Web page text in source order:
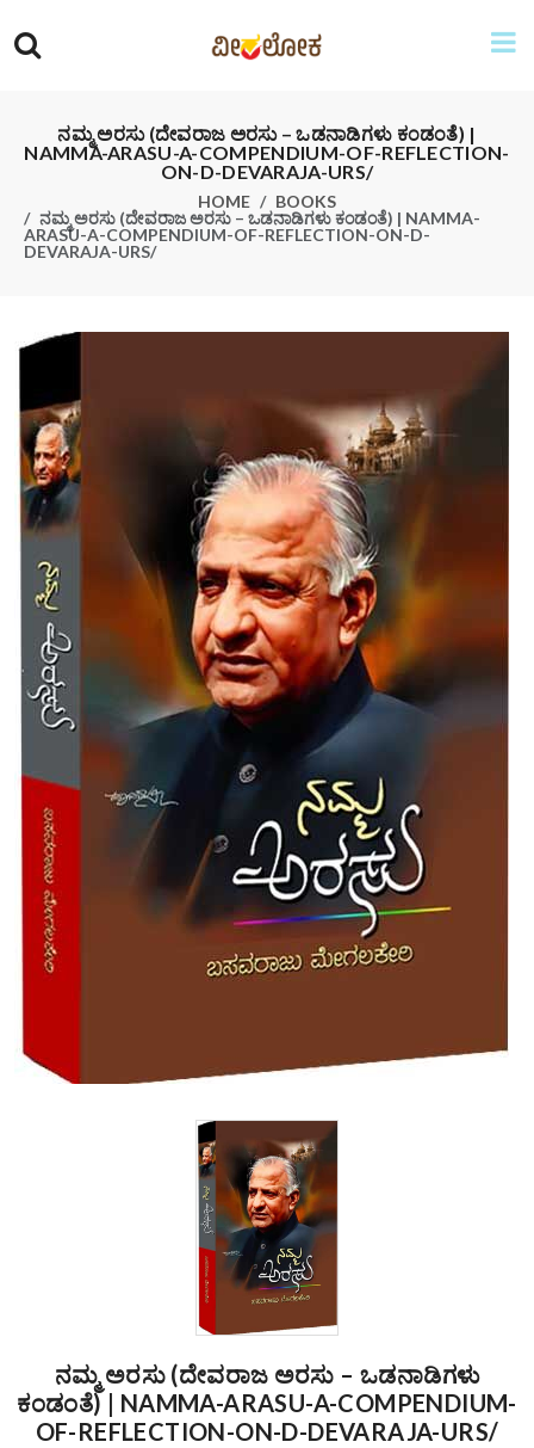
ನಮ್ಮ ಅರಸು (ದೇವರಾಜ ಅರಸು – ಒಡನಾಡಿಗಳು ಕಂಡಂತೆ) |
NAMMA-ARASU-A-COMPENDIUM-OF-REFLECTION-
ON-D-DEVARAJA-URS/
HOME
BOOKS
ನಮ್ಮ ಅರಸು (ದೇವರಾಜ ಅರಸು – ಒಡನಾಡಿಗಳು ಕಂಡಂತೆ) | NAMMA-
ARASU-A-COMPENDIUM-OF-REFLECTION-ON-D-
DEVARAJA-URS/
ನಮ್ಮ ಅರಸು (ದೇವರಾಜ ಅರಸು – ಒಡನಾಡಿಗಳು
ಕಂಡಂತೆ) | NAMMA-ARASU-A-COMPENDIUM-
OF-REFLECTION-ON-D-DEVARAJA-URS/